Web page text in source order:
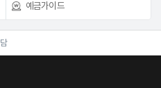
예금가이드